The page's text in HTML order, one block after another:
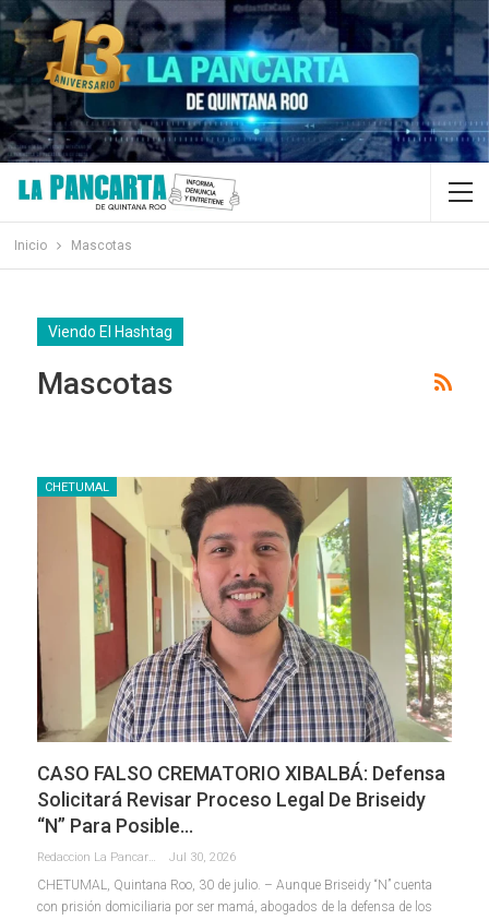
Inicio Mascotas
Viendo El Hashtag
Mascotas
CHETUMAL
CASO FALSO CREMATORIO XIBALBÁ: Defensa
Solicitará Revisar Proceso Legal De Briseidy
“N” Para Posible…
Redaccion La Pancarta De Quintana Roo Jul 30, 2026
CHETUMAL, Quintana Roo, 30 de julio. – Aunque Briseidy “N” cuenta
con prisión domiciliaria por ser mamá, abogados de la defensa de los